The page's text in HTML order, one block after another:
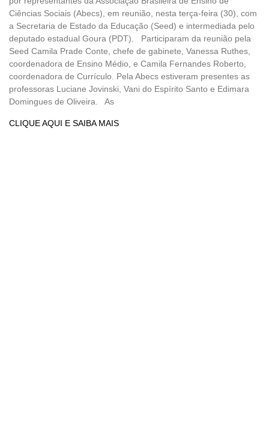
Ciências Sociais (Abecs), em reunião, nesta terça-feira (30), com
a Secretaria de Estado da Educação (Seed) e intermediada pelo
deputado estadual Goura (PDT). Participaram da reunião pela
Seed Camila Prade Conte, chefe de gabinete, Vanessa Ruthes,
coordenadora de Ensino Médio, e Camila Fernandes Roberto,
coordenadora de Currículo. Pela Abecs estiveram presentes as
professoras Luciane Jovinski, Vani do Espírito Santo e Edimara
Domingues de Oliveira. As
CLIQUE AQUI E SAIBA MAIS